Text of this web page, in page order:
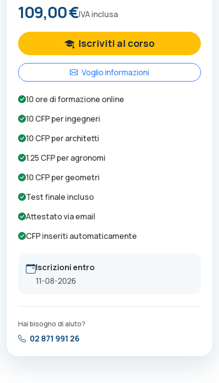
109,00 €IVA inclusa
Iscriviti al corso
Voglio informazioni
10 ore di formazione online
10 CFP peringegneri
10 CFP perarchitetti
1.25 CFP peragronomi
10 CFP pergeometri
Test finale incluso
Attestato via email
CFP inseriti automaticamente
Iscrizioni entro
11-08-2026
Hai bisogno di aiuto?
02 871 991 26